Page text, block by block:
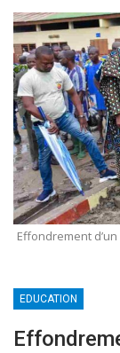
Effondrement
EDUCATION